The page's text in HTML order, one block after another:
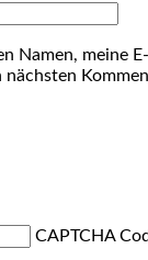
Namen, meine
CAPTCHA